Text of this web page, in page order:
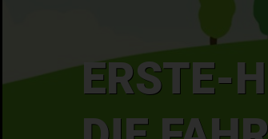
ERSTE-
DIE